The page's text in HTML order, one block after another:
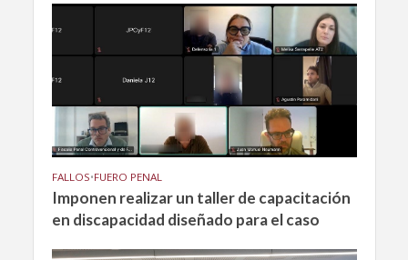
FALLOS•FUERO PENAL
Imponen realizar un taller de capacitación
en discapacidad diseñado para el caso